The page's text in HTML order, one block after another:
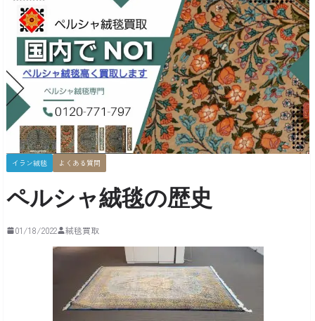
イラン絨毯 よくある質問
ペルシャ絨毯の歴史
01/18/2022 絨毯買取